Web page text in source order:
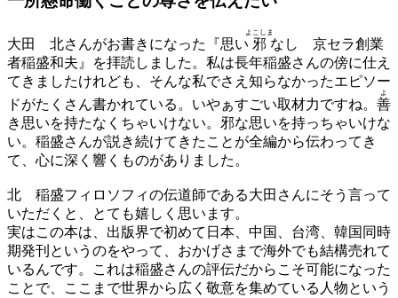
大田 北さんがお書きになった『思い 邪
よこしま
なし 京セラ創業
者稲盛和夫』を拝読しました。私は長年稲盛さんの傍に仕え
てきましたけれども、そんな私でさえ知らなかったエピソー
ドがたくさん書かれている。いやぁすごい取材力ですね。 善
よ
き思いを持たなくちゃいけない。邪な思いを持っちゃいけな
い。稲盛さんが説き続けてきたことが全編から伝わってき
て、心に深く響くものがありました。
北 稲盛フィロソフィの伝道師である大田さんにそう言って
いただくと、とても嬉しく思います。
実はこの本は、出版界で初めて日本、中国、台湾、韓国同時
期発刊というのをやって、おかげさまで海外でも結構売れて
いるんです。これは稲盛さんの評伝だからこそ可能になった
ことで、ここまで世界から広く敬意を集めている人物という